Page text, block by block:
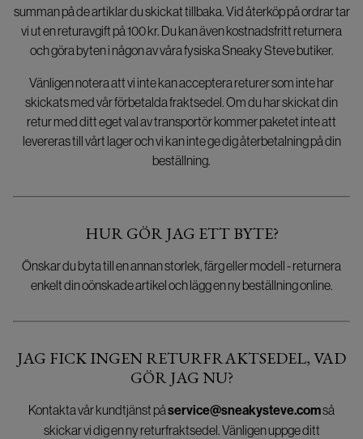
summan på de artiklar du skickat tillbaka. Vid återköp på ordrar tar
vi ut en returavgift på 100 kr. Du kan även kostnadsfritt returnera
och göra byten i någon av våra fysiska Sneaky Steve butiker.
Vänligen notera att vi inte kan acceptera returer som inte har
skickats med vår förbetalda fraktsedel. Om du har skickat din
retur med ditt eget val av transportör kommer paketet inte att
levereras till vårt lager och vi kan inte ge dig återbetalning på din
beställning.
HUR GÖR JAG ETT BYTE?
Önskar du byta till en annan storlek, färg eller modell - returnera
enkelt din oönskade artikel och lägg en ny beställning online.
JAG FICK INGEN RETURFRAKTSEDEL, VAD
GÖR JAG NU?
Kontakta vår kundtjänst påservice@sneakysteve.comså
skickar vi dig en ny returfraktsedel. Vänligen uppge ditt